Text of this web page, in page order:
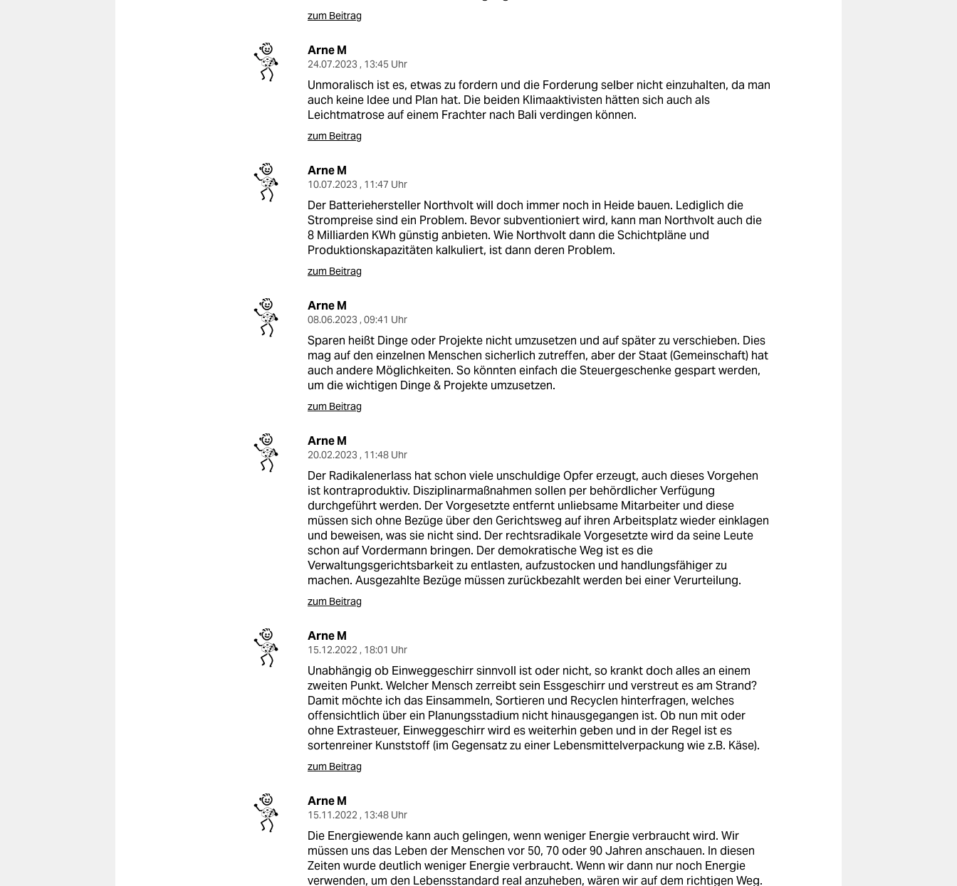
zum Beitrag
Arne M
24.07.2023 , 13:45 Uhr
Unmoralisch ist es, etwas zu fordern und die Forderung selber nicht einzuhalten, da man
auch keine Idee und Plan hat. Die beiden Klimaaktivisten hätten sich auch als
Leichtmatrose auf einem Frachter nach Bali verdingen können.
zum Beitrag
Arne M
10.07.2023 , 11:47 Uhr
Der Batteriehersteller Northvolt will doch immer noch in Heide bauen. Lediglich die
Strompreise sind ein Problem. Bevor subventioniert wird, kann man Northvolt auch die
8 Milliarden KWh günstig anbieten. Wie Northvolt dann die Schichtpläne und
Produktionskapazitäten kalkuliert, ist dann deren Problem.
zum Beitrag
Arne M
08.06.2023 , 09:41 Uhr
Sparen heißt Dinge oder Projekte nicht umzusetzen und auf später zu verschieben. Dies
mag auf den einzelnen Menschen sicherlich zutreffen, aber der Staat (Gemeinschaft) hat
auch andere Möglichkeiten. So könnten einfach die Steuergeschenke gespart werden,
um die wichtigen Dinge & Projekte umzusetzen.
zum Beitrag
Arne M
20.02.2023 , 11:48 Uhr
Der Radikalenerlass hat schon viele unschuldige Opfer erzeugt, auch dieses Vorgehen
ist kontraproduktiv. Disziplinarmaßnahmen sollen per behördlicher Verfügung
durchgeführt werden. Der Vorgesetzte entfernt unliebsame Mitarbeiter und diese
müssen sich ohne Bezüge über den Gerichtsweg auf ihren Arbeitsplatz wieder einklagen
und beweisen, was sie nicht sind. Der rechtsradikale Vorgesetzte wird da seine Leute
schon auf Vordermann bringen. Der demokratische Weg ist es die
Verwaltungsgerichtsbarkeit zu entlasten, aufzustocken und handlungsfähiger zu
machen. Ausgezahlte Bezüge müssen zurückbezahlt werden bei einer Verurteilung.
zum Beitrag
Arne M
15.12.2022 , 18:01 Uhr
Unabhängig ob Einweggeschirr sinnvoll ist oder nicht, so krankt doch alles an einem
zweiten Punkt. Welcher Mensch zerreibt sein Essgeschirr und verstreut es am Strand?
Damit möchte ich das Einsammeln, Sortieren und Recyclen hinterfragen, welches
offensichtlich über ein Planungsstadium nicht hinausgegangen ist. Ob nun mit oder
ohne Extrasteuer, Einweggeschirr wird es weiterhin geben und in der Regel ist es
sortenreiner Kunststoff (im Gegensatz zu einer Lebensmittelverpackung wie z.B. Käse).
zum Beitrag
Arne M
15.11.2022 , 13:48 Uhr
Die Energiewende kann auch gelingen, wenn weniger Energie verbraucht wird. Wir
müssen uns das Leben der Menschen vor 50, 70 oder 90 Jahren anschauen. In diesen
Zeiten wurde deutlich weniger Energie verbraucht. Wenn wir dann nur noch Energie
verwenden, um den Lebensstandard real anzuheben, wären wir auf dem richtigen Weg.